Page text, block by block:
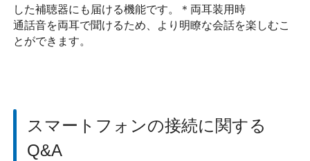
した補聴器にも届ける機能です。＊両耳装用時
通話音を両耳で聞けるため、より明瞭な会話を楽しむこ
とができます。
スマートフォンの接続に関する
Q&A